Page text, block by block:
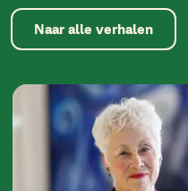
Naar alle verhalen